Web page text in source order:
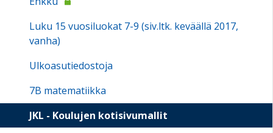
Luku 15 vuosiluokat 7-9 (siv.ltk. keväällä 2017,
vanha)
Ulkoasutiedostoja
7B matematiikka
JKL - Koulujen kotisivumallit